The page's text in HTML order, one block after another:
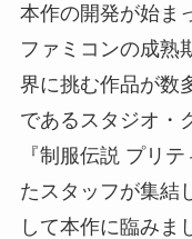
本作の開発が始ま
ファミコンの成熟
界に挑む作品が数
であるスタジオ・
『制服伝説 プリ
たスタッフが集結
して本作に臨みま